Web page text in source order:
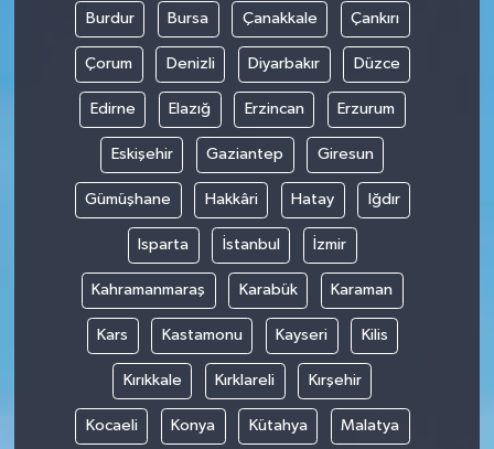
Burdur Bursa Çanakkale Çankırı
Çorum Denizli Diyarbakır Düzce
Edirne Elazığ Erzincan Erzurum
Eskişehir Gaziantep Giresun
Gümüşhane Hakkâri Hatay Iğdır
Isparta İstanbul İzmir
Kahramanmaraş Karabük Karaman
Kars Kastamonu Kayseri Kilis
Kırıkkale Kırklareli Kırşehir
Kocaeli Konya Kütahya Malatya